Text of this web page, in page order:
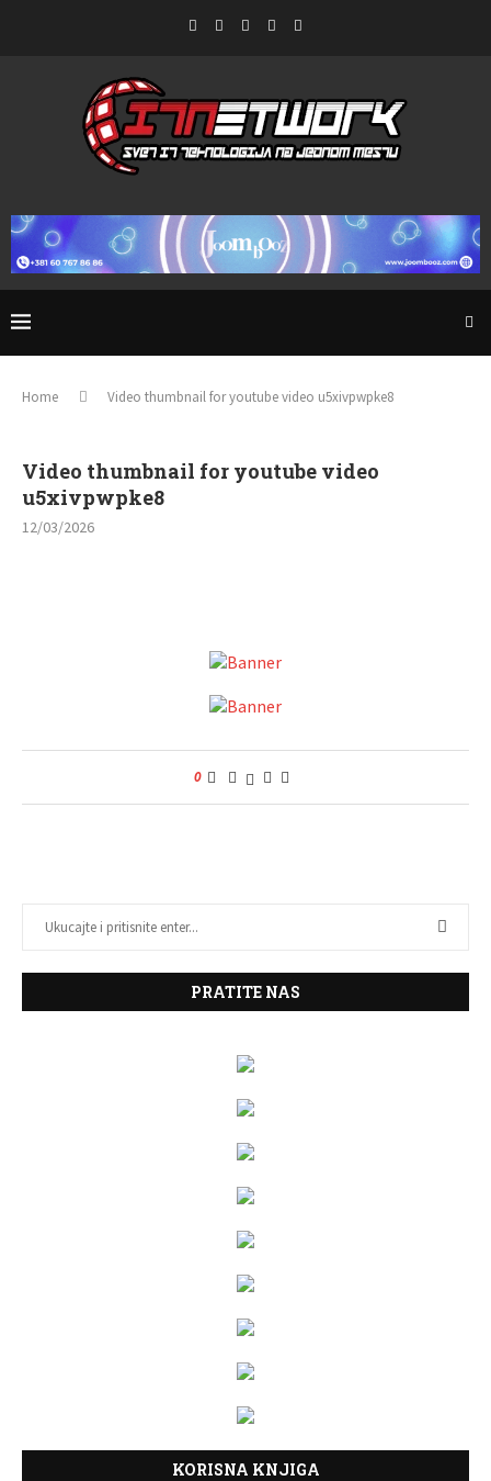
Home Video thumbnail for youtube video u5xivpwpke8
Video thumbnail for youtube video
u5xivpwpke8
12/03/2026
0
PRATITE NAS
KORISNA KNJIGA